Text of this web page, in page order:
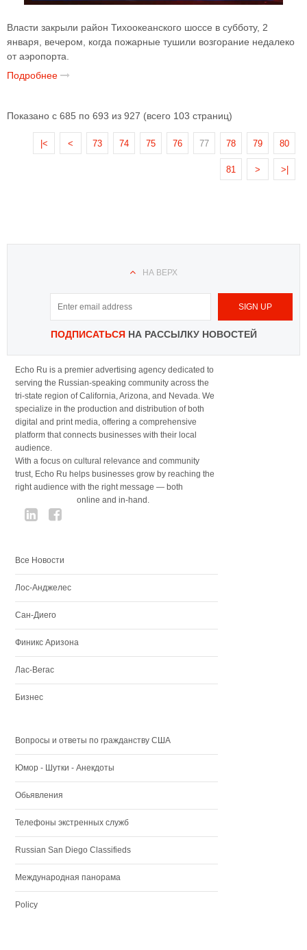
Власти закрыли район Тихоокеанского шоссе в субботу, 2
января, вечером, когда пожарные тушили возгорание недалеко
от аэропорта.
Подробнее
Показано с 685 по 693 из 927 (всего 103 страниц)
|< < 73 74 75 76 77 78 79 80
81 > >|
НА ВЕРХ
ПОДПИСАТЬСЯНА РАССЫЛКУ НОВОСТЕЙ
Echo Ru is a premier advertising agency dedicated to
serving the Russian-speaking community across the
tri-state region of California, Arizona, and Nevada. We
specialize in the production and distribution of both
digital and print media, offering a comprehensive
platform that connects businesses with their local
audience.
With a focus on cultural relevance and community
trust, Echo Ru helps businesses grow by reaching the
right audience with the right message — both
online and in-hand.
Все Новости
Лос-Анджелес
Сан-Диего
Финикс Аризона
Лас-Вегас
Бизнес
Вопросы и ответы по гражданству США
Юмор - Шутки - Анекдоты
Обьявления
Телефоны экстренных служб
Russian San Diego Classifieds
Международная панорама
Policy